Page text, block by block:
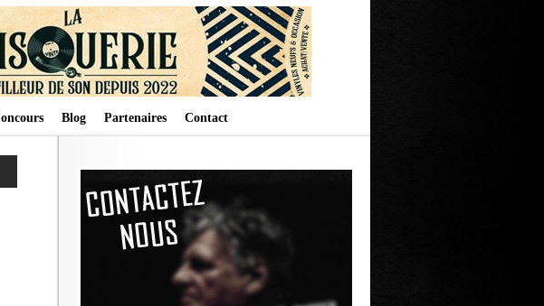
Blog Partenaires Contact